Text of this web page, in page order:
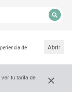
de
Abrir
tu tarifa de